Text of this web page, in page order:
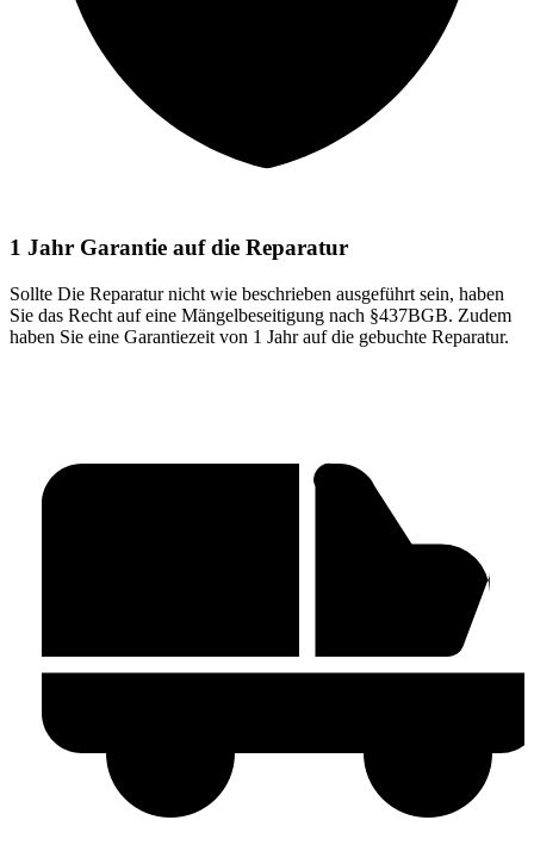
1 Jahr Garantie auf die Reparatur
Sollte Die Reparatur nicht wie beschrieben ausgeführt sein, haben
Sie das Recht auf eine Mängelbeseitigung nach §437BGB. Zudem
haben Sie eine Garantiezeit von 1 Jahr auf die gebuchte Reparatur.